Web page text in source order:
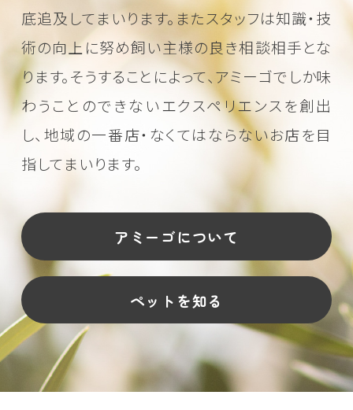
底追及してまいります。またスタッフは知識・技
術の向上に努め飼い主様の良き相談相手とな
ります。そうすることによって、アミーゴでしか味
わうことのできないエクスペリエンスを創出
し、地域の一番店・なくてはならないお店を目
指してまいります。
アミーゴについて
ペットを知る